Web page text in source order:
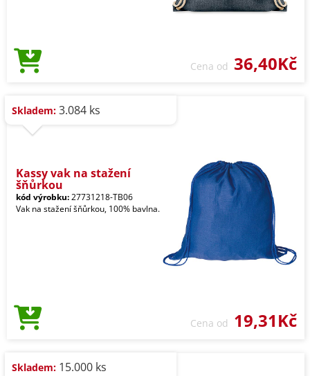
Cena od 36,40Kč
Skladem: 3.084 ks
Kassy vak na stažení
šňůrkou
kód výrobku:27731218-TB06
Vak na stažení šňůrkou, 100% bavlna.
Cena od 19,31Kč
Skladem: 15.000 ks